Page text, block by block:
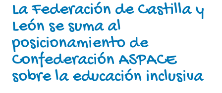
La Federación de Castilla y
León se suma al
posicionamiento de
Confederación ASPACE
sobre la educación inclusiva